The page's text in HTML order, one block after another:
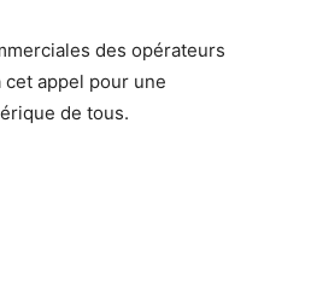
des opérateurs
cet appel pour une
de tous.